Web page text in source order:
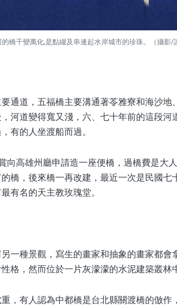
的橋千變萬化,是點綴及串連起水岸城市的珍珠。（攝影/
道，五福橋主要溝通著苓雅寮和海沙地
河道變得寬又淺，六、七十年前的這段河
有的人坐渡船而過。
高雄州廳申請造一座便橋，過橋費是大
橋，後來橋一再改建，最近一次是民國七
有名的天主教玫瑰堂。
種景觀，寫生的畫家和抽象的畫家都會
格，然而位於一片灰濛濛的水泥建築叢林
有人認為中都橋是台北縣關渡橋的倣作